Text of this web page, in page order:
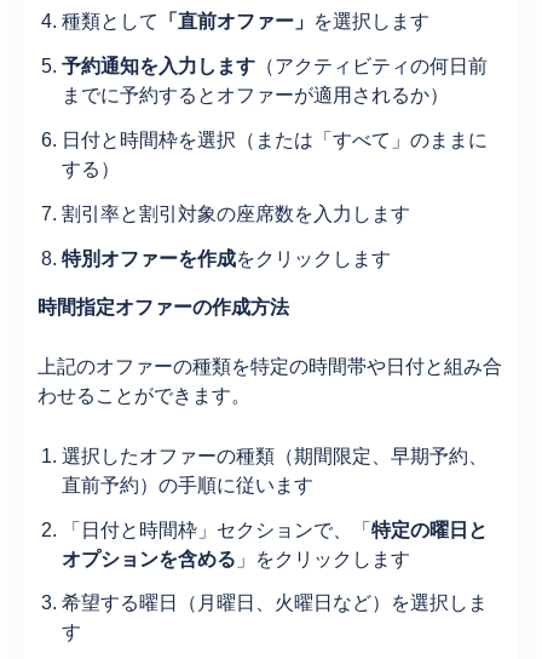
種類として 「直前オファー」 を選択します
予約通知を入力します （アクティビティの何日前
までに予約するとオファーが適用されるか）
日付と時間枠を選択（または「すべて」のままに
する）
割引率と割引対象の座席数を入力します
特別オファーを作成をクリックします
時間指定オファーの作成方法
上記のオファーの種類を特定の時間帯や日付と組み合
わせることができます。
選択したオファーの種類（期間限定、早期予約、
直前予約）の手順に従います
「日付と時間枠」セクションで、「特定の曜日と
オプションを含める 」をクリックします
希望する曜日（月曜日、火曜日など）を選択しま
す